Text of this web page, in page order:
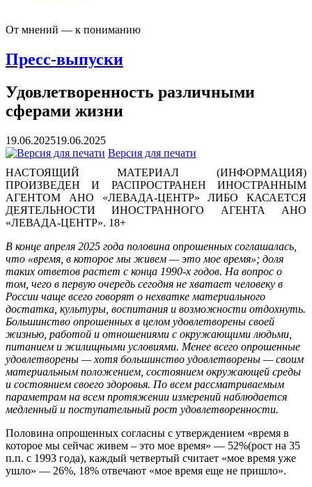
От мнений — к пониманию
Пресс-выпуски
Удовлетворенность различными
сферами жизни
19.06.202519.06.2025
Версия для печати
НАСТОЯЩИЙ МАТЕРИАЛ (ИНФОРМАЦИЯ)
ПРОИЗВЕДЕН И РАСПРОСТРАНЕН ИНОСТРАННЫМ
АГЕНТОМ АНО «ЛЕВАДА-ЦЕНТР» ЛИБО КАСАЕТСЯ
ДЕЯТЕЛЬНОСТИ ИНОСТРАННОГО АГЕНТА АНО
«ЛЕВАДА-ЦЕНТР». 18+
В конце апреля 2025 года половина опрошенных соглашалась,
что «время, в которое мы живем — это мое время»; доля
таких ответов растет с конца 1990-х годов. На вопрос о
том, чего в первую очередь сегодня не хватает человеку в
России чаще всего говорят о нехватке материального
достатка, культуры, воспитания и возможности отдохнуть.
Большинство опрошенных в целом удовлетворены своей
жизнью, работой и отношениями с окружающими людьми,
питанием и жилищными условиями. Менее всего опрошенные
удовлетворены — хотя большинство удовлетворены — своим
материальным положением, состоянием окружающей среды
и состоянием своего здоровья. По всем рассматриваемым
параметрам на всем протяжении измерений наблюдается
медленный и поступательный рост удовлетворенности.
Половина опрошенных согласны с утверждением «время в
которое мы сейчас живем – это мое время» — 52%(рост на 35
п.п. с 1993 года), каждый четвертый считает «мое время уже
ушло» — 26%, 18% отвечают «мое время еще не пришло».